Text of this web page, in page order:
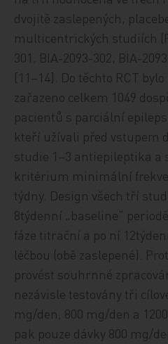
dvojitě zaslepených,
multicentrických studiích
301, BIA-2093-302, BIA-
[11–14]. Do těchto RCT bylo
zařazeno celkem 1049
pacientů s parciální
kteří užívali před vstupem
studie 1–3 antiepileptika a
kritérium minimální
týdny. Design všech tří
8týdenní „baseline“
fáze titrační a po ní
léčbou (obě zaslepené).
provést souhrnné
nezávisle testovány tři
mg/den, 800 mg/den a
pak pouze dávky 800 mg/